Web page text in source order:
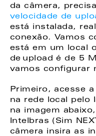
da câmera,
velocidade de
está instalada,
conexão. Vamos
está em um local
de upload é de 5
vamos configurar
Primeiro, acesse
na rede local pelo
na imagem
Intelbras (Sim
câmera insira as